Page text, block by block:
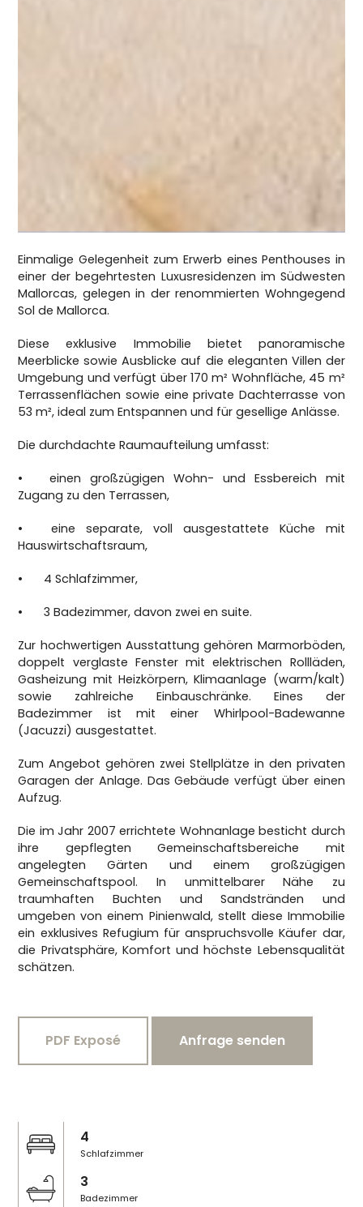
Einmalige Gelegenheit zum Erwerb eines Penthouses in
einer der begehrtesten Luxusresidenzen im Südwesten
Mallorcas, gelegen in der renommierten Wohngegend
Sol de Mallorca.
Diese exklusive Immobilie bietet panoramische
Meerblicke sowie Ausblicke auf die eleganten Villen der
Umgebung und verfügt über 170 m² Wohnfläche, 45 m²
Terrassenflächen sowie eine private Dachterrasse von
53 m², ideal zum Entspannen und für gesellige Anlässe.
Die durchdachte Raumaufteilung umfasst:
•
einen großzügigen Wohn- und Essbereich mit
Zugang zu den Terrassen,
•
eine separate, voll ausgestattete Küche mit
Hauswirtschaftsraum,
• 4 Schlafzimmer,
• 3 Badezimmer, davon zwei en suite.
Zur hochwertigen Ausstattung gehören Marmorböden,
doppelt verglaste Fenster mit elektrischen Rollläden,
Gasheizung mit Heizkörpern, Klimaanlage (warm/kalt)
sowie zahlreiche Einbauschränke. Eines der
Badezimmer ist mit einer Whirlpool-Badewanne
(Jacuzzi) ausgestattet.
Zum Angebot gehören zwei Stellplätze in den privaten
Garagen der Anlage. Das Gebäude verfügt über einen
Aufzug.
Die im Jahr 2007 errichtete Wohnanlage besticht durch
ihre gepflegten Gemeinschaftsbereiche mit
angelegten Gärten und einem großzügigen
Gemeinschaftspool. In unmittelbarer Nähe zu
traumhaften Buchten und Sandstränden und
umgeben von einem Pinienwald, stellt diese Immobilie
ein exklusives Refugium für anspruchsvolle Käufer dar,
die Privatsphäre, Komfort und höchste Lebensqualität
schätzen.
PDF Exposé Anfrage senden
4
Schlafzimmer
3
Badezimmer